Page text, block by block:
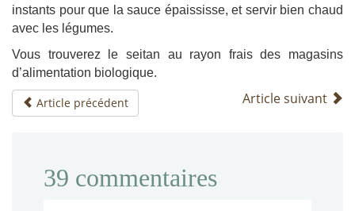
instants pour que la sauce épaississe, et servir bien chaud
avec les légumes.
Vous trouverez le seitan au rayon frais des magasins
d’alimentation biologique.
Article précédent Article suivant
39 commentaires